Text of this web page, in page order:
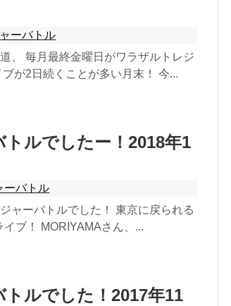
ーバトル
、 毎月最終金曜日がワラザルトレジ
が2日続くことが多い月末！ 今...
ルでしたー！2018年1
ーバトル
ャーバトルでした！ 東京に戻られる
ブ！ MORIYAMAさん、...
ルでした！2017年11